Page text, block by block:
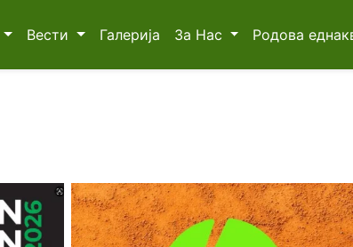
Вести Галерија За Нас Родова